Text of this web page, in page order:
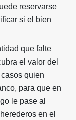
reservarse
si el bien
que falte
el valor del
quien
para que en
le pase al
en el